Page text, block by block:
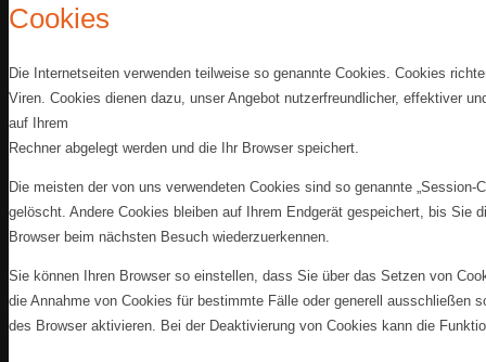
Cookies
Die Internetseiten verwenden teilweise so genannte Cookies. Cookies
Viren. Cookies dienen dazu, unser Angebot nutzerfreundlicher, effektiver
auf Ihrem
Rechner abgelegt werden und die Ihr Browser speichert.
Die meisten der von uns verwendeten Cookies sind so genannte
gelöscht. Andere Cookies bleiben auf Ihrem Endgerät gespeichert, bis Sie
Browser beim nächsten Besuch wiederzuerkennen.
Sie können Ihren Browser so einstellen, dass Sie über das Setzen von
die Annahme von Cookies für bestimmte Fälle oder generell ausschließen
des Browser aktivieren. Bei der Deaktivierung von Cookies kann die